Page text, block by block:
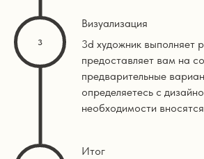
Визуализация
3d художник выполняет
предоставляет вам на
предварительные
определяетесь с
необходимости
Итог